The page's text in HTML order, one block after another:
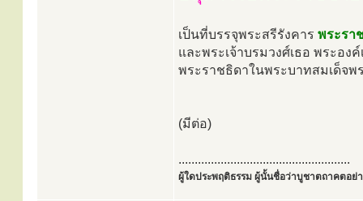
เป็นที่บรรจุพระสรีรังคาร พระรา
และพระเจ้าบรมวงศ์เธอ พระอง
พระราชธิดาในพระบาทสมเด็จพ
(มีต่อ)
.....................................................
ผู้ใดประพฤติธรรม ผู้นั้นชื่อว่าบูชาตถาคตอย่า